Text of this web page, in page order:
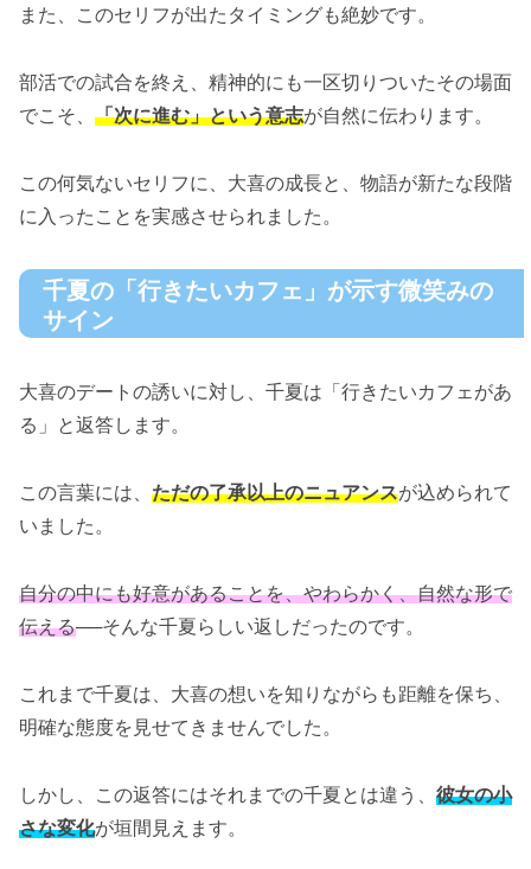
また、このセリフが出たタイミングも絶妙です。
部活での試合を終え、精神的にも一区切りついたその場面
でこそ、 「次に進む」という意志が自然に伝わります。
この何気ないセリフに、大喜の成長と、物語が新たな段階
に入ったことを実感させられました。
千夏の「行きたいカフェ」が示す微笑みの
サイン
大喜のデートの誘いに対し、千夏は「行きたいカフェがあ
る」と返答します。
この言葉には、 ただの了承以上のニュアンスが込められて
いました。
自分の中にも好意があることを、やわらかく、自然な形で
伝える──そんな千夏らしい返しだったのです。
これまで千夏は、大喜の想いを知りながらも距離を保ち、
明確な態度を見せてきませんでした。
しかし、この返答にはそれまでの千夏とは違う、 彼女の小
さな変化が垣間見えます。